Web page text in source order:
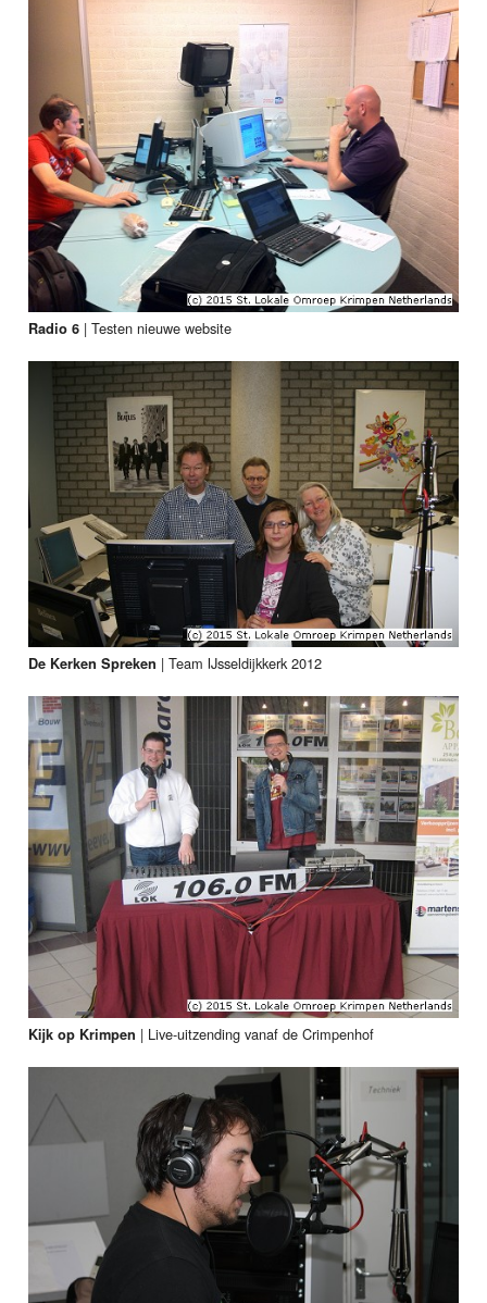
Radio 6 |Testen nieuwe website
De Kerken Spreken |Team IJsseldijkkerk 2012
Kijk op Krimpen | Live-uitzending vanaf de Crimpenhof